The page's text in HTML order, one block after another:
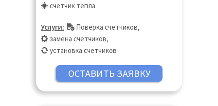
счетчик тепла
Услуги: Поверка счетчиков,
замена счетчиков,
установка счетчиков